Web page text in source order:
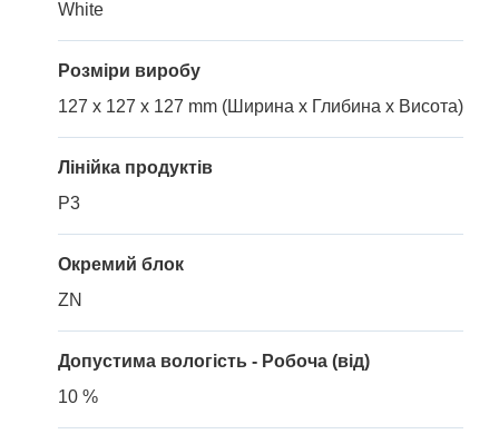
White
Розміри виробу
127 x 127 x 127 mm (Ширина x Глибина x Висота)
Лінійка продуктів
P3
Окремий блок
ZN
Допустима вологість - Робоча (від)
10 %